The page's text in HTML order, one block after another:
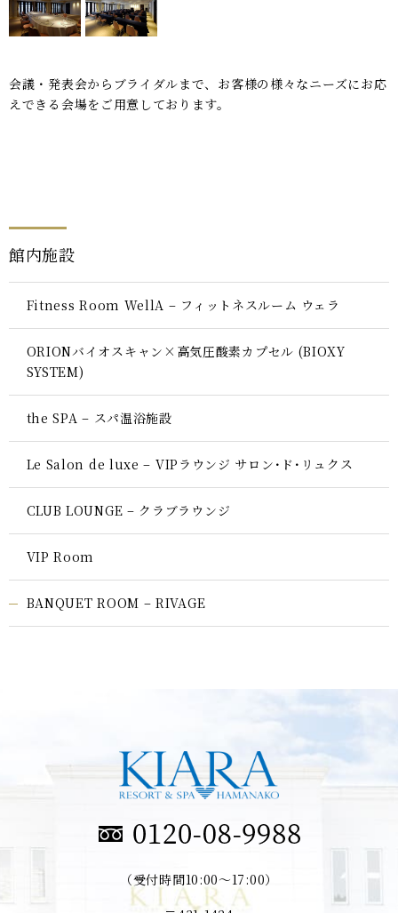
会議・発表会からブライダルまで、お客様の様々なニーズにお応
えできる会場をご用意しております。
館内施設
Fitness Room WellA – フィットネスルーム ウェラ
ORIONバイオスキャン×高気圧酸素カプセル (BIOXY
SYSTEM)
the SPA – スパ温浴施設
Le Salon de luxe – VIPラウンジ サロン･ド･リュクス
CLUB LOUNGE – クラブラウンジ
VIP Room
BANQUET ROOM – RIVAGE
（受付時間10:00～17:00）